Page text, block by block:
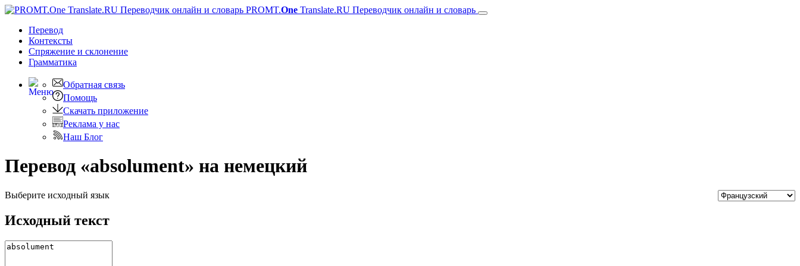
PROMT.One Translate.RU Переводчик онлайн и словарь
Перевод
Контексты
Спряжение и склонение
Грамматика
Обратная связь
Помощь
Скачать приложение
Реклама у нас
Наш Блог
Перевод «absolument» на немецкий
Выберите исходный язык
Исходный текст